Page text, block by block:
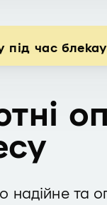
під час
надійне та